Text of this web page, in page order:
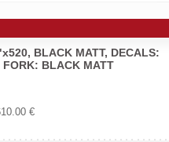
BLACK MATT, DECALS:
FORK: BLACK MATT
€